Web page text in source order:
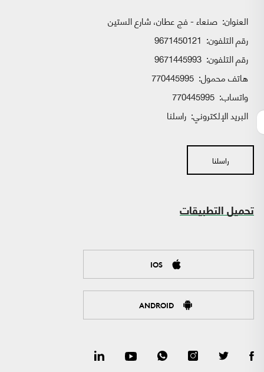
العنوان: صنعاء - فج عطان، شارع الستين
رقم التلفون: 9671450121
رقم التلفون: 9671445993
هاتف محمول: 770445995
واتساب:
البريد الإلكتروني: راسلنا
راسلنا
تحميل التطبيقات
IOS
ANDROID